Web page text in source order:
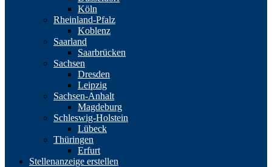
Köln
Rheinland-Pfalz
Koblenz
Saarland
Saarbrücken
Sachsen
Dresden
Leipzig
Sachsen-Anhalt
Magdeburg
Schleswig-Holstein
Lübeck
Thüringen
Erfurt
Stellenanzeige erstellen